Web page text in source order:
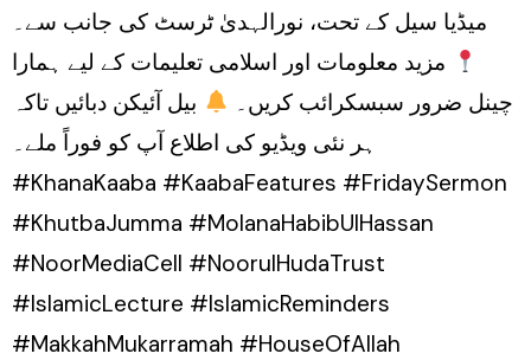
میڈیا سیل کے تحت، نورالہدیٰ ٹرسٹ کی جانب سے۔
مزید معلومات اور اسلامی تعلیمات کے لیے ہمارا
چینل ضرور سبسکرائب کریں۔
بیل آئیکن دبائیں تاکہ
ہر نئی ویڈیو کی اطلاع آپ کو فوراً ملے۔
#KhanaKaaba #KaabaFeatures #FridaySermon
#KhutbaJumma #MolanaHabibUlHassan
#NoorMediaCell #NoorulHudaTrust
#IslamicLecture #IslamicReminders
#MakkahMukarramah #HouseOfAllah